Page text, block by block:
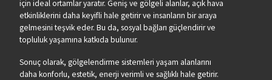
için ideal ortamlar yaratır. Geniş ve gölgeli alanlar, açık hava
etkinliklerini daha keyifli hale getirir ve insanların bir araya
gelmesini teşvik eder. Bu da, sosyal bağları güçlendirir ve
topluluk yaşamına katkıda bulunur.
Sonuç olarak, gölgelendirme sistemleri yaşam alanlarını
daha konforlu, estetik, enerji verimli ve sağlıklı hale getirir.